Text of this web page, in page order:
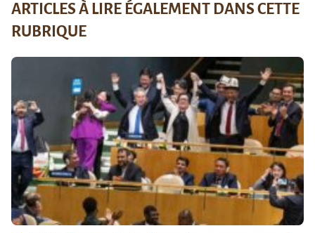
ARTICLES À LIRE ÉGALEMENT DANS CETTE
RUBRIQUE